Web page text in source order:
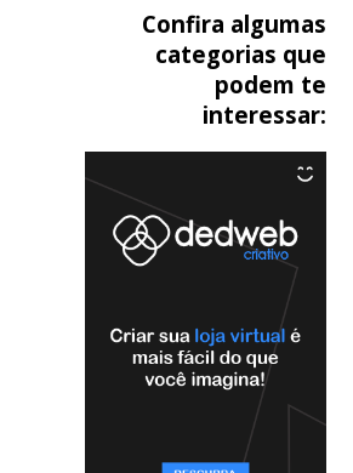
Confira algumas
categorias que
podem te
interessar: